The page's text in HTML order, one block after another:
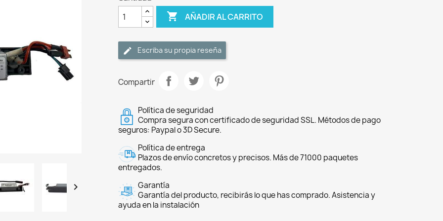

 AÑADIR AL CARRITO
Escriba su propia reseña
Compartir
Política de seguridad
Compra segura con certificado de seguridad SSL. Métodos de pago
seguros: Paypal o 3D Secure.
Política de entrega
Plazos de envío concretos y precisos. Más de 71000 paquetes
entregados.
Garantía
Garantía del producto, recibirás lo que has comprado. Asistencia y
ayuda en la instalación